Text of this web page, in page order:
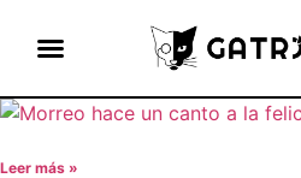
Leer más »